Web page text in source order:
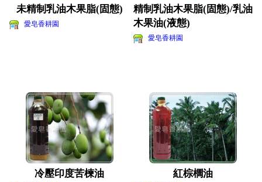
未精制乳油木果脂(固態)
愛皂香耕園
精制乳油木果脂(固態)/乳油
木果油(液態)
愛皂香耕園
冷壓印度苦楝油 紅棕櫚油